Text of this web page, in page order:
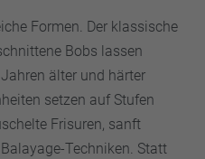
Formen. Der klassische
Bobs lassen
älter und härter
setzen auf Stufen
Frisuren, sanft
Techniken. Statt